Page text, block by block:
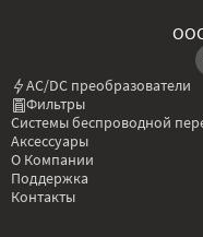
AC/DC преобразователи
Фильтры
Системы беспроводной
Аксессуары
О Компании
Поддержка
Контакты